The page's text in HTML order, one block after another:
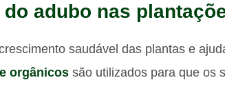
adubo nas
saudável das plantas e
orgânicos são utilizados para que os